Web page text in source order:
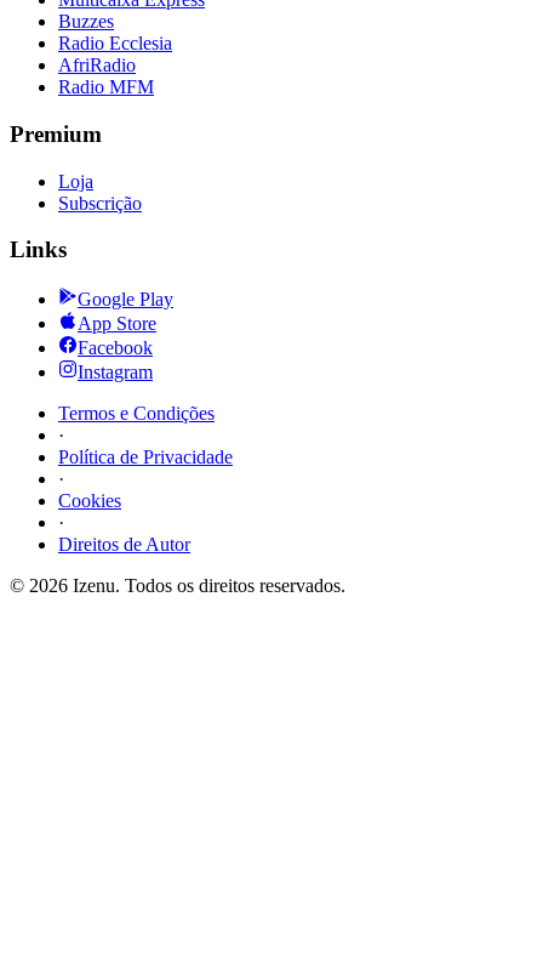
Buzzes
Radio Ecclesia
AfriRadio
Radio MFM
Premium
Loja
Subscrição
Links
Google Play
App Store
Facebook
Instagram
Termos e Condições
·
Política de Privacidade
·
Cookies
·
Direitos de Autor
© 2026 Izenu. Todos os direitos reservados.